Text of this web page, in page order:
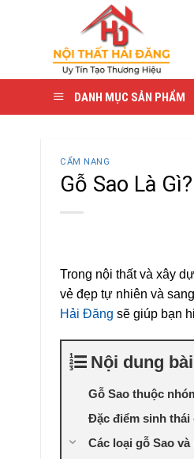
DANH MỤC SẢN PHẨM
CẨM NANG
Gỗ Sao Là
Trong nội thất và xây
vẻ đẹp tự nhiên và
Hải Đăng sẽ giúp bạn
Nội dung
Gỗ Sao thuộc
Đặc điểm sinh thái
Các loại gỗ Sao